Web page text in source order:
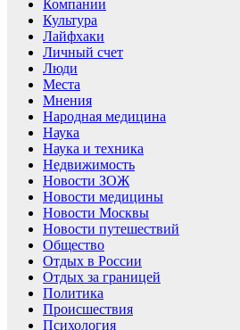
Компании
Культура
Лайфхаки
Личный счет
Люди
Места
Мнения
Народная медицина
Наука
Наука и техника
Недвижимость
Новости ЗОЖ
Новости медицины
Новости Москвы
Новости путешествий
Общество
Отдых в России
Отдых за границей
Политика
Происшествия
Психология